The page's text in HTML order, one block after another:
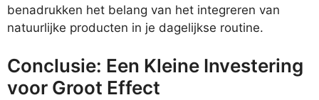
benadrukken het belang van het integreren van
natuurlijke producten in je dagelijkse routine.
Conclusie: Een Kleine Investering
voor Groot Effect